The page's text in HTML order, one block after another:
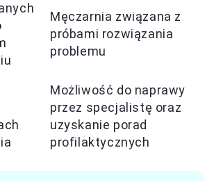
Męczarnia związana z
próbami rozwiązania
problemu
Możliwość do naprawy
przez specjalistę oraz
uzyskanie porad
profilaktycznych